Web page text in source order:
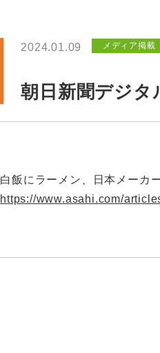
2024.01.09 メディア掲載
朝日新聞デジ
白飯にラーメン、日本メー
https://www.asahi.com/